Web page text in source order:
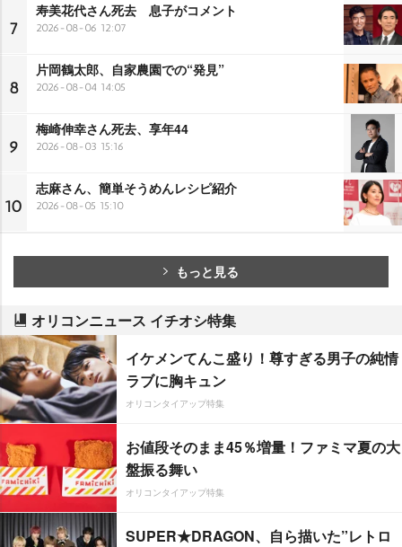
7
寿美花代さん死去 息子がコメント
2026-08-06 12:07
8
片岡鶴太郎、自家農園での“発見”
2026-08-04 14:05
9
梅崎伸幸さん死去、享年44
2026-08-03 15:16
10
志麻さん、簡単そうめんレシピ紹介
2026-08-05 15:10
もっと見る
オリコンニュース イチオシ特集
イケメンてんこ盛り！尊すぎる男子の純情
ラブに胸キュン
オリコンタイアップ特集
お値段そのまま45％増量！ファミマ夏の大
盤振る舞い
オリコンタイアップ特集
SUPER★DRAGON、自ら描いた”レトロ